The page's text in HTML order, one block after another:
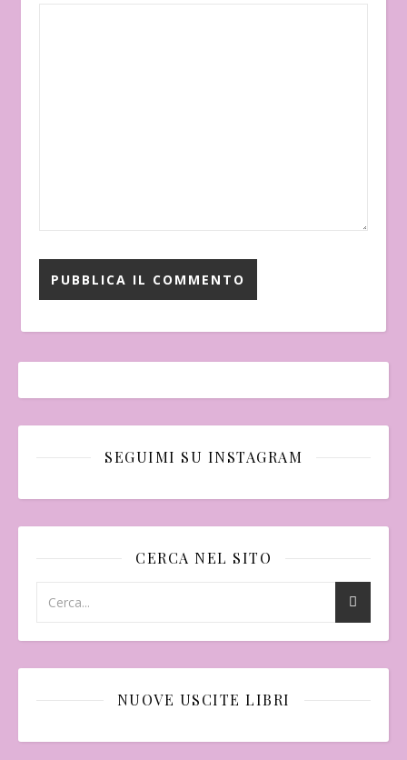
SEGUIMI SU INSTAGRAM
CERCA NEL SITO
NUOVE USCITE LIBRI